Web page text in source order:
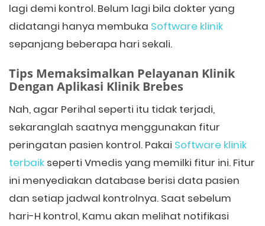
lagi demi kontrol. Belum lagi bila dokter yang
didatangi hanya membuka Software klinik
sepanjang beberapa hari sekali.
Tips Memaksimalkan Pelayanan Klinik
Dengan Aplikasi Klinik Brebes
Nah, agar Perihal seperti itu tidak terjadi,
sekaranglah saatnya menggunakan fitur
peringatan pasien kontrol. Pakai Software klinik
terbaik seperti Vmedis yang memilki fitur ini. Fitur
ini menyediakan database berisi data pasien
dan setiap jadwal kontrolnya. Saat sebelum
hari-H kontrol, Kamu akan melihat notifikasi